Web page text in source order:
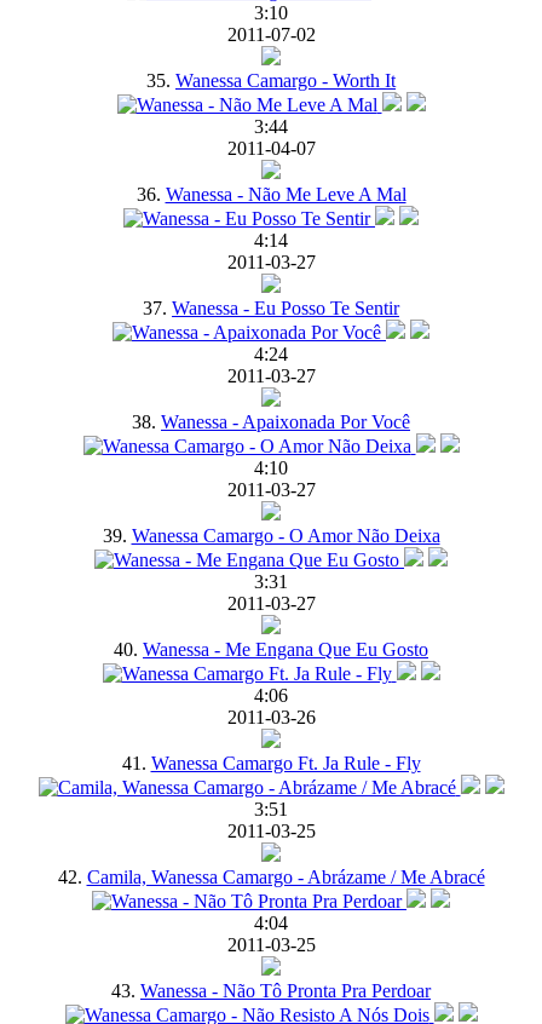
3:10
2011-07-02
35. Wanessa Camargo - Worth It
3:44
2011-04-07
36. Wanessa - Não Me Leve A Mal
4:14
2011-03-27
37. Wanessa - Eu Posso Te Sentir
4:24
2011-03-27
38. Wanessa - Apaixonada Por Você
4:10
2011-03-27
39. Wanessa Camargo - O Amor Não Deixa
3:31
2011-03-27
40. Wanessa - Me Engana Que Eu Gosto
4:06
2011-03-26
41. Wanessa Camargo Ft. Ja Rule - Fly
3:51
2011-03-25
42. Camila, Wanessa Camargo - Abrázame / Me Abracé
4:04
2011-03-25
43. Wanessa - Não Tô Pronta Pra Perdoar